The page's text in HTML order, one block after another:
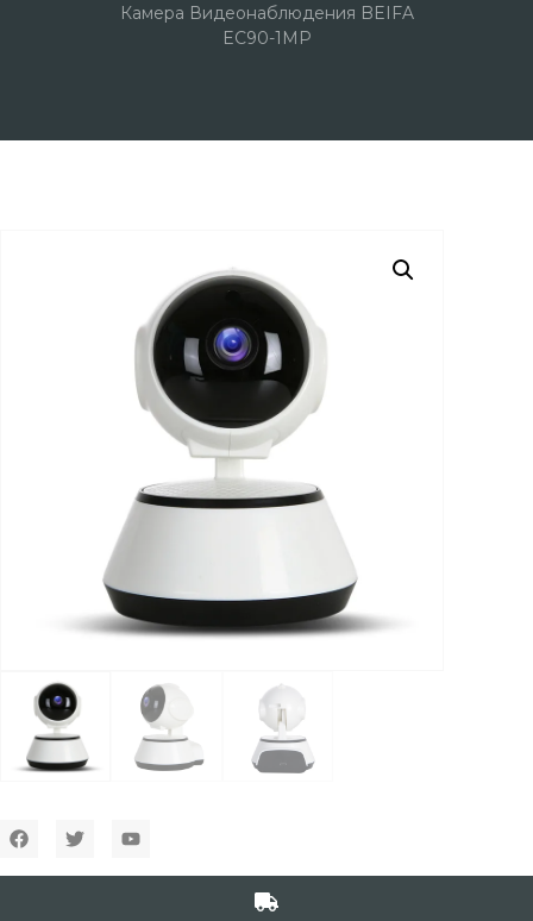
Камера Видеонаблюдения BEIFA
EC90-1MP